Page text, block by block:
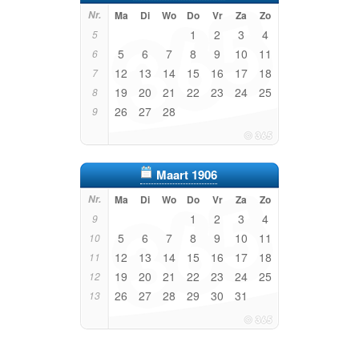
Nr. Ma Di Wo Do Vr Za Zo
5 1 2 3 4
6 5 6 7 8 9 10 11
7 12 13 14 15 16 17 18
8 19 20 21 22 23 24 25
9 26 27 28
Maart 1906
Nr. Ma Di Wo Do Vr Za Zo
9 1 2 3 4
10 5 6 7 8 9 10 11
11 12 13 14 15 16 17 18
12 19 20 21 22 23 24 25
13 26 27 28 29 30 31